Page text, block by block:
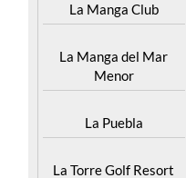
La Manga Club
La Manga del Mar
Menor
La Puebla
La Torre Golf Resort